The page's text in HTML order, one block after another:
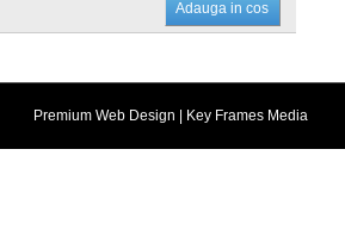
Premium Web Design | Key Frames Media